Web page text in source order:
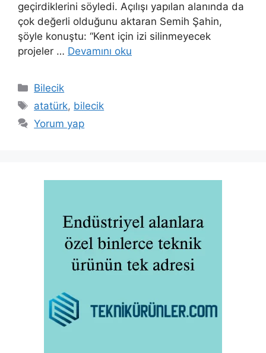
geçirdiklerini söyledi. Açılışı yapılan alanında da
çok değerli olduğunu aktaran Semih Şahin,
şöyle konuştu: “Kent için izi silinmeyecek
projeler … Devamını oku
Kategoriler
Bilecik
Etiketler
atatürk, bilecik
Yorum yap